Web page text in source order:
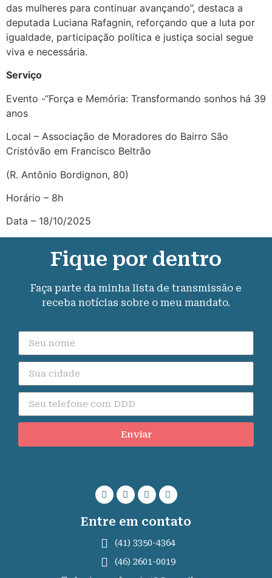
das mulheres para continuar avançando”, destaca a
deputada Luciana Rafagnin, reforçando que a luta por
igualdade, participação política e justiça social segue
viva e necessária.
Serviço
Evento -“Força e Memória: Transformando sonhos há 39
anos
Local – Associação de Moradores do Bairro São
Cristóvão em Francisco Beltrão
(R. Antônio Bordignon, 80)
Horário – 8h
Data – 18/10/2025
Fique por dentro
Faça parte da minha lista de transmissão e
receba notícias sobre o meu mandato.
Enviar
Entre em contato
(41) 3350-4364
(46) 2601-0019